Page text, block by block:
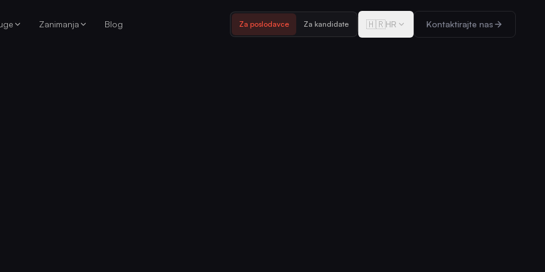
Zanimanja Blog Za poslodavce Za kandidate 🇭🇷HR Kontaktirajte nas